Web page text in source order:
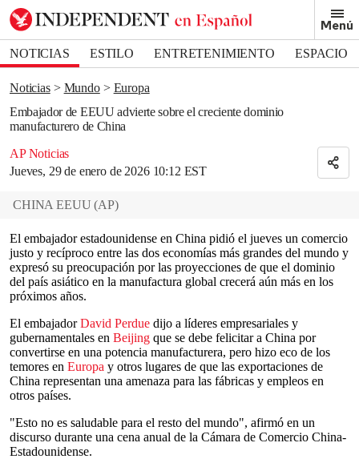
Menú
NOTICIAS ESTILO ENTRETENIMIENTO
ESPACIO
DEPORTES
Noticias Mundo
Europa
Embajador de EEUU advierte sobre el creciente dominio
manufacturero de China
AP Noticias
Jueves, 29 de enero de 2026 10:12 EST
Bookmark popover
Removed from bookmarks
Close popover
CHINA EEUU (AP)
El embajador estadounidense en China pidió el jueves un comercio
justo y recíproco entre las dos economías más grandes del mundo y
expresó su preocupación por las proyecciones de que el dominio
del país asiático en la manufactura global crecerá aún más en los
próximos años.
El embajadorDavid Perdue dijo a líderes empresariales y
gubernamentales en Beijing que se debe felicitar a China por
convertirse en una potencia manufacturera, pero hizo eco de los
temores en Europa y otros lugares de que las exportaciones de
China representan una amenaza para las fábricas y empleos en
otros países.
"Esto no es saludable para el resto del mundo", afirmó en un
discurso durante una cena anual de la Cámara de Comercio China-
Estadounidense.